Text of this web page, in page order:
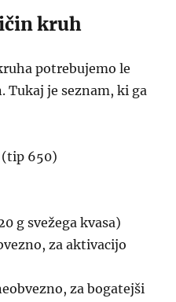
kruh
potrebujemo le
Tukaj je seznam, ki ga
(tip 650)
g svežega kvasa)
za aktivacijo
za bogatejši